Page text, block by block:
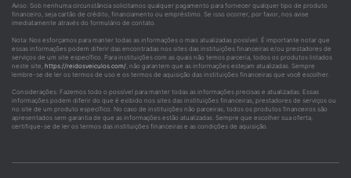
Aviso: Sob nenhuma circunstância solicitamos qualquer pagamento para fornecer qualquer tipo de produto
financeiro, seja cartão de crédito, financiamento ou empréstimo. Se isso ocorrer, por favor, nos avise
imediatamente através do formulário de contato.
Nota: Nos esforçamos para manter todas as informações o mais atualizadas possível. É importante notar que
essas informações podem diferir das encontradas nos sites das instituições financeiras e/ou prestadores de
serviços de um site específico. Para instituições com as quais não temos parceria, todos os produtos listados
neste site, https://reidosveiculos.com/, não garantem que as informações estejam atualizadas. Sempre
lembre-se de ler os termos de uso e os termos de aquisição das instituições financeiras que você escolher.
Considerações: Fazemos todo o possível para manter todas as informações precisas e atualizadas. Essas
informações podem diferir do que é exibido nos sites das instituições financeiras, prestadores de serviços ou
no site de um produto específico. No caso de instituições não parceiras, todos os produtos financeiros são
apresentados sem garantia de que as informações estão atualizadas. Sempre que escolher sua oferta,
certifique-se de ler os termos das instituições financeiras e as condições de aquisição.